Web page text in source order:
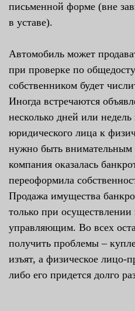
письменной форме (вне
в уставе).
Автомобиль может
при проверке по
собственником будет
Иногда встречаются
несколько дней или
юридического лица к
нужно быть внимательным
компания оказалась
переоформила
Продажа имущества
только при
управляющим. Во всех
получить проблемы –
изъят, а физическое лицо-
либо его придется долго